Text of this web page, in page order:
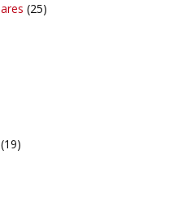
(25)
(19)